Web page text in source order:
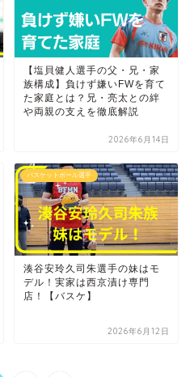
【塩貝健人選手の父・兄・家
族構成】負けず嫌いFWを育て
た家庭とは？兄・亮太との絆
や両親の支えを徹底解説
2026年6月14日
バスケットボール選手
湊谷安玲久司朱選手の妹はモ
デル！実家は西京漬け専門
店！【バスケ】
2026年6月12日